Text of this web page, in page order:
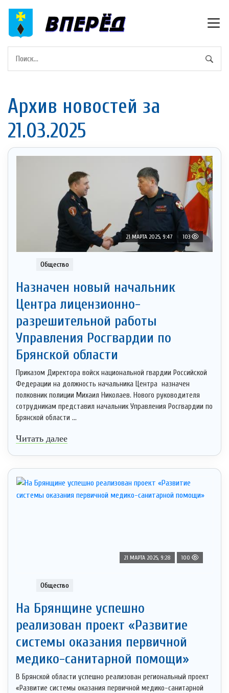
Архив новостей за
21.03.2025
21 МАРТА 2025, 9:47 103
Общество
Назначен новый начальник
Центра лицензионно-
разрешительной работы
Управления Росгвардии по
Брянской области
Приказом Директора войск национальной гвардии Российской
Федерации на должность начальника Центра назначен
полковник полиции Михаил Николаев. Нового руководителя
сотрудникам представил начальник Управления Росгвардии по
Брянской области ...
Читать далее
21 МАРТА 2025, 9:28 100
Общество
На Брянщине успешно
реализован проект «Развитие
системы оказания первичной
медико-санитарной помощи»
В Брянской области успешно реализован региональный проект
«Развитие системы оказания первичной медико-санитарной